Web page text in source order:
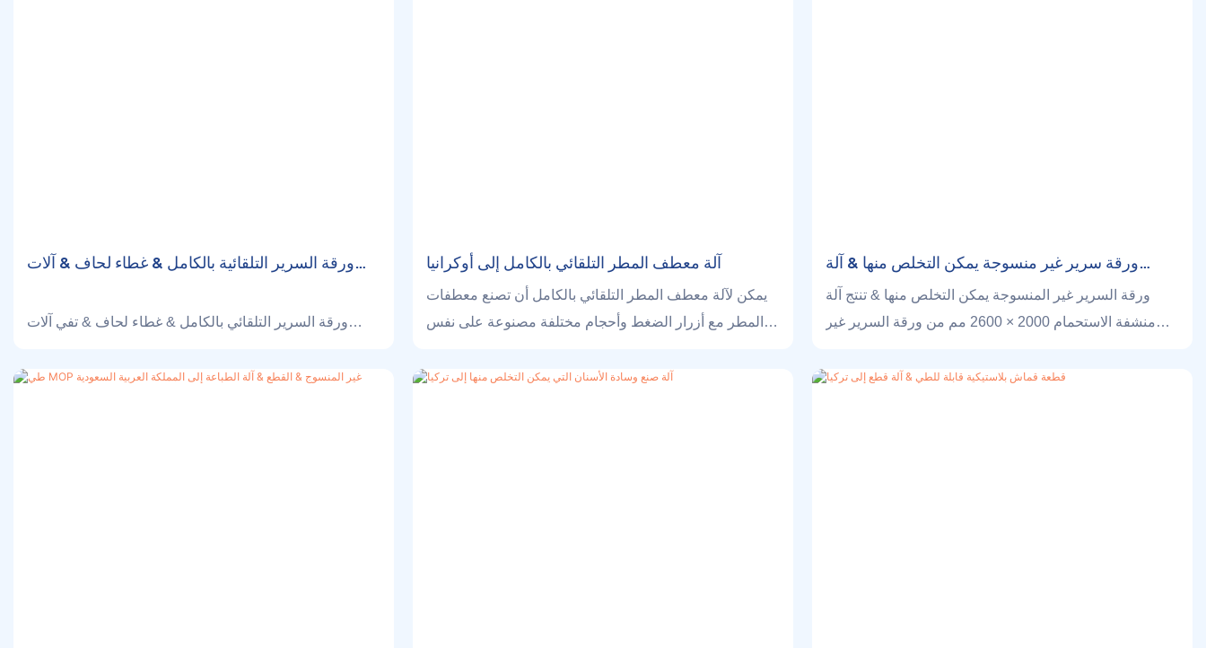
ورقة السرير التلقائية بالكامل & غطاء لحاف & آلات
ورقة السرير التلقائي بالكامل & غطاء لحاف & تفي آلات
النهائية ، وزيادة الكفاءة وتوفير العمالة.
آلة معطف المطر التلقائي بالكامل إلى أوكرانيا
يمكن لآلة معطف المطر التلقائي بالكامل أن تصنع معطفات
المطر مع أزرار الضغط وأحجام مختلفة مصنوعة على نفس
ورقة سرير غير منسوجة يمكن التخلص منها & آلة
منشفة الاستحمام إلى كولومبيا
ورقة السرير غير المنسوجة يمكن التخلص منها & تنتج آلة
منشفة الاستحمام 2000 × 2600 مم من ورقة السرير غير